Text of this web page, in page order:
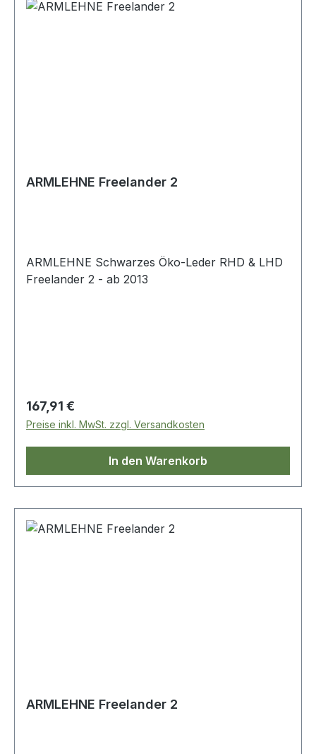
ARMLEHNE Freelander 2
ARMLEHNE Schwarzes Öko-Leder RHD & LHD
Freelander 2 - ab 2013
Regulärer Preis:
167,91 €
Preise inkl. MwSt. zzgl. Versandkosten
In den Warenkorb
ARMLEHNE Freelander 2